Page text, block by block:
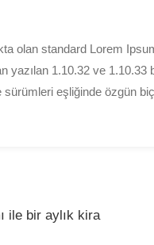
olan standard Lorem
yazılan 1.10.32 ve
sürümleri eşliğinde özgün
ile bir aylık kira